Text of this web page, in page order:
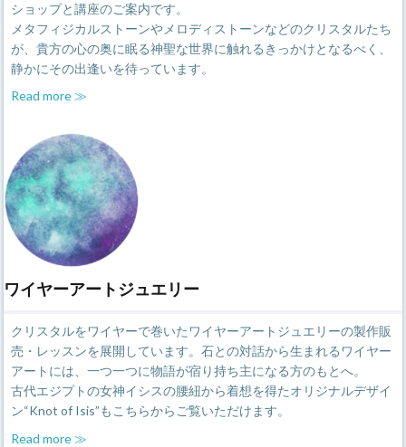
ショップと講座のご案内です。
メタフィジカルストーンやメロディストーンなどのクリスタルたち
が、貴方の心の奥に眠る神聖な世界に触れるきっかけとなるべく、
静かにその出逢いを待っています。
Read more ≫
ワイヤーアートジュエリー
クリスタルをワイヤーで巻いたワイヤーアートジュエリーの製作販
売・レッスンを展開しています。石との対話から生まれるワイヤー
アートには、一つ一つに物語が宿り持ち主になる方のもとへ。
古代エジプトの女神イシスの腰紐から着想を得たオリジナルデザイ
ン“Knot of Isis”もこちらからご覧いただけます。
Read more ≫